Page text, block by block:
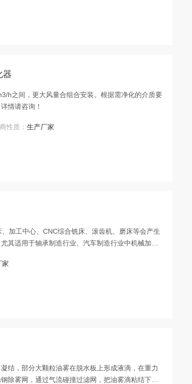
器
h之间，更大风量合组合安装。根据需净化的介质要
情请咨询！
性质：生产厂家
加工中心、CNC综合铣床、滚齿机、磨床等会产生
其适用于轴承制造行业、汽车制造行业中机械加工
家
结，部分大颗粒油雾在脱水板上形成液滴，在重力
除雾网，通过气流碰撞过滤网，把油雾滴粘结下